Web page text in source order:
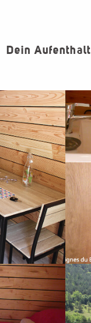
Dein Aufenthalt